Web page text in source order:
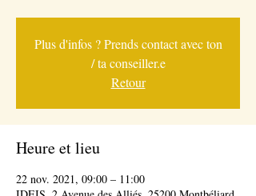
Plus d'infos ? Prends contact avec ton
/ ta conseiller.e
Retour
Heure et lieu
22 nov. 2021, 09:00 – 11:00